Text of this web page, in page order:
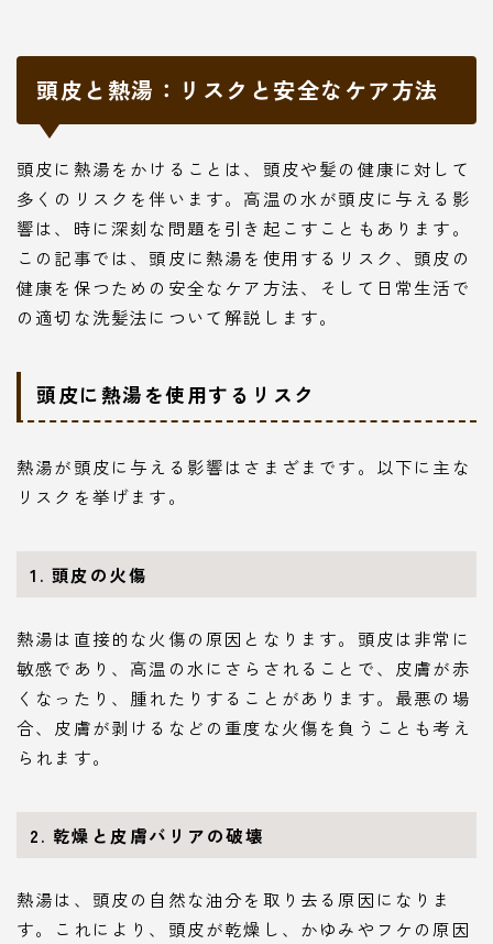
頭皮と熱湯：リスクと安全なケア方法
頭皮に熱湯をかけることは、頭皮や髪の健康に対して
多くのリスクを伴います。高温の水が頭皮に与える影
響は、時に深刻な問題を引き起こすこともあります。
この記事では、頭皮に熱湯を使用するリスク、頭皮の
健康を保つための安全なケア方法、そして日常生活で
の適切な洗髪法について解説します。
頭皮に熱湯を使用するリスク
熱湯が頭皮に与える影響はさまざまです。以下に主な
リスクを挙げます。
1. 頭皮の火傷
熱湯は直接的な火傷の原因となります。頭皮は非常に
敏感であり、高温の水にさらされることで、皮膚が赤
くなったり、腫れたりすることがあります。最悪の場
合、皮膚が剥けるなどの重度な火傷を負うことも考え
られます。
2. 乾燥と皮膚バリアの破壊
熱湯は、頭皮の自然な油分を取り去る原因になりま
す。これにより、頭皮が乾燥し、かゆみやフケの原因